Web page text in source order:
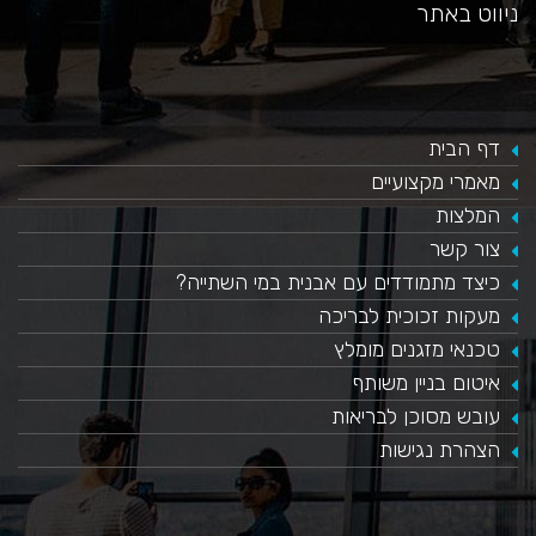
ניווט באתר
דף הבית
מאמרי מקצועיים
המלצות
צור קשר
כיצד מתמודדים עם אבנית במי השתייה?
​מעקות זכוכית לבריכה
טכנאי מזגנים מומלץ
איטום בניין משותף
עובש מסוכן לבריאות
הצהרת נגישות